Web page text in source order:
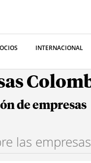
INTERNACIONAL
de empresas